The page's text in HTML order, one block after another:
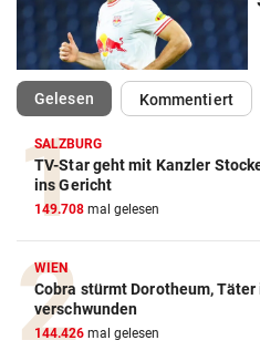
Gelesen(ausgewählt)Kommentiert
SALZBURG
TV-Star geht mit Kanzler
ins Gericht
149.708 mal gelesen
WIEN
Cobra stürmt Dorotheum, Täter
verschwunden
144.426 mal gelesen